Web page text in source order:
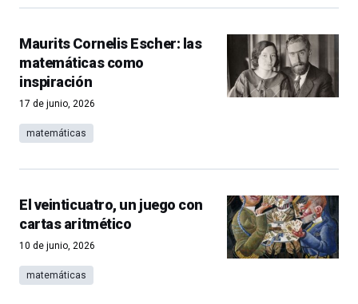
Maurits Cornelis Escher: las
matemáticas como
inspiración
17 de junio, 2026
matemáticas
El veinticuatro, un juego con
cartas aritmético
10 de junio, 2026
matemáticas